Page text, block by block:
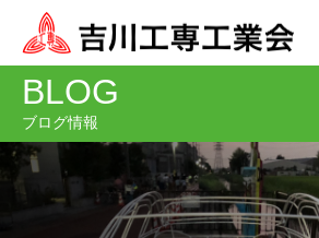
BLOG
ブログ情報